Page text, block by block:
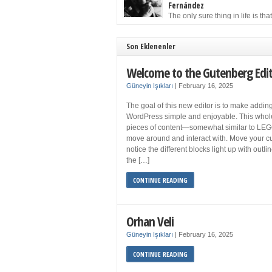
to solution may well be to get more sleep but
you get your 8 hours a night and still feel
Fernández
The only sure thing in life is that
sooner rather than later the leader of the
Revolution would succumb to that most strict
ways by the […]
Son Eklenenler
Welcome to the Gutenberg
Güneyin Işıkları February 16, 2025
The goal of this new editor is to make
WordPress simple and enjoyable. This
pieces of content—somewhat similar to
move around and interact with. Move your
notice the different blocks light up with
the […]
CONTINUE READING
Orhan Veli
Güneyin Işıkları February 16, 2025
CONTINUE READING